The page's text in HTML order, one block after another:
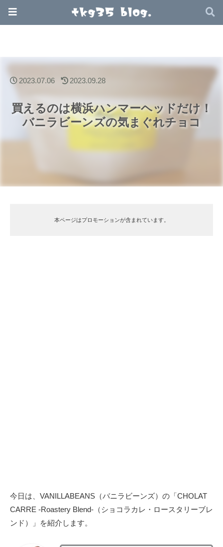
買えるのは横浜ハンマーヘッドだけ！
バニラビーンズの気まぐれチョコ
2023.07.06 2023.09.28
本ページはプロモーションが含まれています。
今日は、VANILLABEANS（バニラビーンズ）の「CHOLAT
CARRE -Roastery Blend-（ショコラカレ・ロースタリーブレ
ンド）」を紹介します。